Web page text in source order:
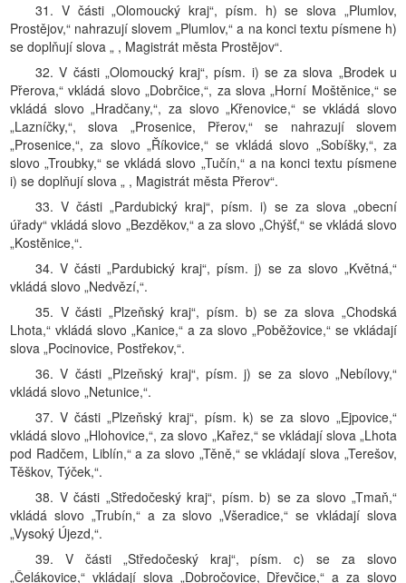
31. V části „Olomoucký kraj“, písm. h) se slova „Plumlov,
Prostějov,“ nahrazují slovem „Plumlov,“ a na konci textu písmene h)
se doplňují slova „ , Magistrát města Prostějov“.
32. V části „Olomoucký kraj“, písm. i) se za slova „Brodek u
Přerova,“ vkládá slovo „Dobrčice,“, za slova „Horní Moštěnice,“ se
vkládá slovo „Hradčany,“, za slovo „Křenovice,“ se vkládá slovo
„Lazníčky,“, slova „Prosenice, Přerov,“ se nahrazují slovem
„Prosenice,“, za slovo „Říkovice,“ se vkládá slovo „Sobíšky,“, za
slovo „Troubky,“ se vkládá slovo „Tučín,“ a na konci textu písmene
i) se doplňují slova „ , Magistrát města Přerov“.
33. V části „Pardubický kraj“, písm. i) se za slova „obecní
úřady“ vkládá slovo „Bezděkov,“ a za slovo „Chýšť,“ se vkládá slovo
„Kostěnice,“.
34. V části „Pardubický kraj“, písm. j) se za slovo „Květná,“
vkládá slovo „Nedvězí,“.
35. V části „Plzeňský kraj“, písm. b) se za slova „Chodská
Lhota,“ vkládá slovo „Kanice,“ a za slovo „Poběžovice,“ se vkládají
slova „Pocinovice, Postřekov,“.
36. V části „Plzeňský kraj“, písm. j) se za slovo „Nebílovy,“
vkládá slovo „Netunice,“.
37. V části „Plzeňský kraj“, písm. k) se za slovo „Ejpovice,“
vkládá slovo „Hlohovice,“, za slovo „Kařez,“ se vkládají slova „Lhota
pod Radčem, Liblín,“ a za slovo „Těně,“ se vkládají slova „Terešov,
Těškov, Týček,“.
38. V části „Středočeský kraj“, písm. b) se za slovo „Tmaň,“
vkládá slovo „Trubín,“ a za slovo „Všeradice,“ se vkládají slova
„Vysoký Újezd,“.
39. V části „Středočeský kraj“, písm. c) se za slovo
„Čelákovice,“ vkládají slova „Dobročovice, Dřevčice,“ a za slovo